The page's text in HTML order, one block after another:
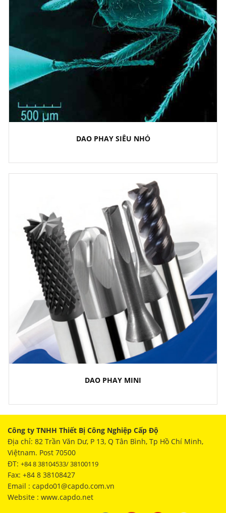
DAO PHAY SIÊU NHỎ
DAO PHAY MINI
Công ty TNHH Thiết Bị Công Nghiệp Cấp Độ
Địa chỉ: 82 Trần Văn Dư, P 13, Q Tân Bình, Tp Hồ Chí Minh,
Việtnam. Post 70500
ĐT: +84 8 38104533/ 38100119
Fax: +84 8 38108427
Email : capdo01@capdo.com.vn
Website : www.capdo.net